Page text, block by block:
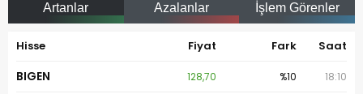
Artanlar Azalanlar İşlem Görenler
Hisse Fiyat Fark Saat
BIGEN 128,70 %10 18:10